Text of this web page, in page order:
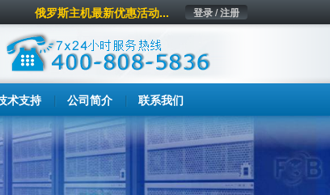
登录 / 注册
俄罗斯主机最新优惠活动...
术支持 公司简介 联系我们